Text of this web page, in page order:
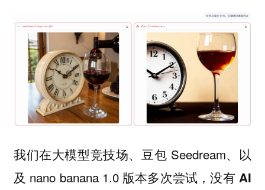
我们在大模型竞技场、豆包 Seedream、以
及 nano banana 1.0 版本多次尝试，没有 AI